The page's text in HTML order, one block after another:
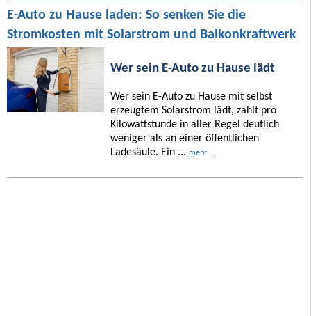
E-Auto zu Hause laden: So senken Sie die
Stromkosten mit Solarstrom und Balkonkraftwerk
Wer sein E-Auto zu Hause lädt
Wer sein E-Auto zu Hause mit selbst
erzeugtem Solarstrom lädt, zahlt pro
Kilowattstunde in aller Regel deutlich
weniger als an einer öffentlichen
Ladesäule. Ein ... mehr ...